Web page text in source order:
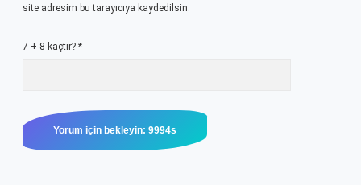
site adresim bu tarayıcıya kaydedilsin.
7 + 8 kaçtır? *